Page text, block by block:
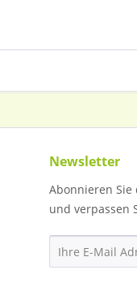
Newsletter
Abonnieren
und verpassen